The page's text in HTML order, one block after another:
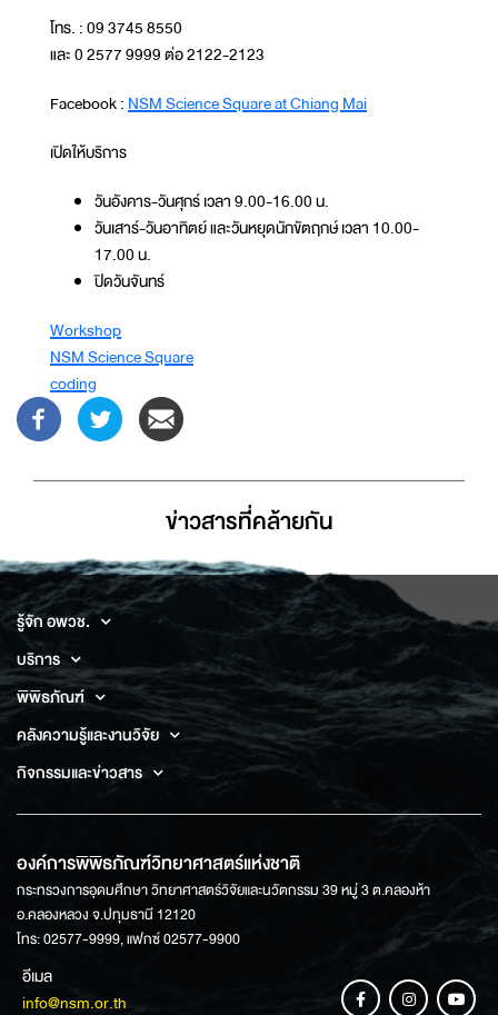
โทร. : 09 3745 8550
และ 0 2577 9999 ต่อ 2122-2123
Facebook :NSM Science Square at Chiang Mai
เปิดให้บริการ
วันอังคาร-วันศุกร์ เวลา 9.00-16.00 น.
วันเสาร์-วันอาทิตย์ และวันหยุดนักขัตฤกษ์ เวลา 10.00-
17.00 น.
ปิดวันจันทร์
Workshop
NSM Science Square
coding
ข่าวสารที่่คล้ายกัน
รู้จัก อพวช.
บริการ
พิพิธภัณฑ์
คลังความรู้และงานวิจัย
กิจกรรมและข่าวสาร
องค์การพิพิธภัณฑ์วิทยาศาสตร์แห่งชาติ
กระทรวงการอุดมศึกษา วิทยาศาสตร์วิจัยและนวัตกรรม 39 หมู่ 3 ต.คลองห้า
อ.คลองหลวง จ.ปทุมธานี 12120
โทร: 02577-9999, แฟกซ์ 02577-9900
อีเมล
info@nsm.or.th